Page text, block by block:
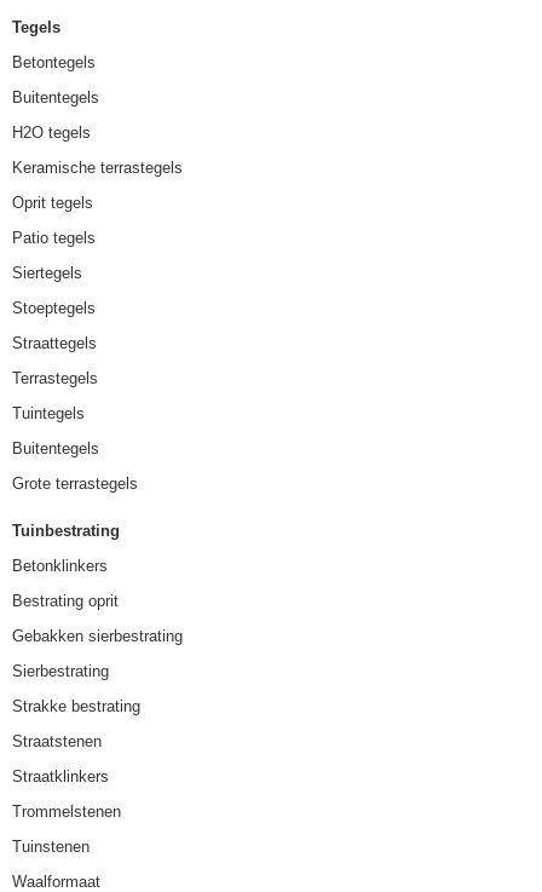
Tegels
Betontegels
Buitentegels
H2O tegels
Keramische terrastegels
Oprit tegels
Patio tegels
Siertegels
Stoeptegels
Straattegels
Terrastegels
Tuintegels
Buitentegels
Grote terrastegels
Tuinbestrating
Betonklinkers
Bestrating oprit
Gebakken sierbestrating
Sierbestrating
Strakke bestrating
Straatstenen
Straatklinkers
Trommelstenen
Tuinstenen
Waalformaat